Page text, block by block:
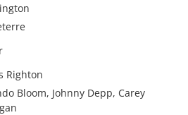
Righton
Bloom, Johnny Depp, Carey